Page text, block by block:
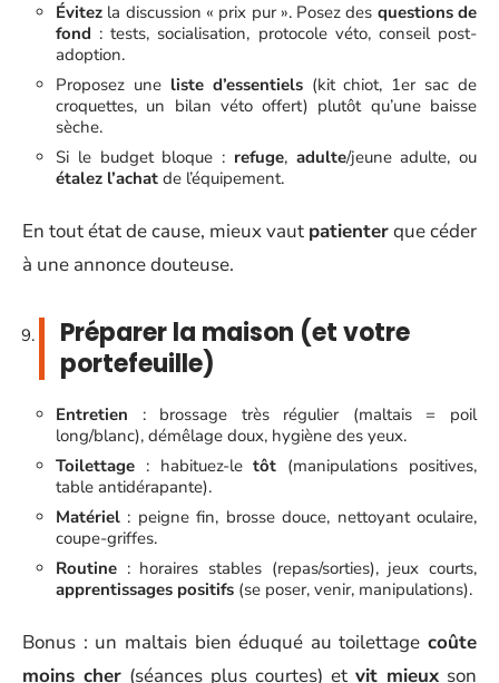
Évitez la discussion « prix pur ». Posez des questions de
fond : tests, socialisation, protocole véto, conseil post-
adoption.
Proposez une liste d’essentiels(kit chiot, 1er sac de
croquettes, un bilan véto offert) plutôt qu’une baisse
sèche.
Si le budget bloque : refuge, adulte/jeune adulte, ou
étalez l’achat de l’équipement.
En tout état de cause, mieux vaut patienterque céder
à une annonce douteuse.
Préparer la maison (et votre
portefeuille)
Entretien : brossage très régulier (maltais = poil
long/blanc), démêlage doux, hygiène des yeux.
Toilettage : habituez-letôt (manipulations positives,
table antidérapante).
Matériel : peigne fin, brosse douce, nettoyant oculaire,
coupe-griffes.
Routine : horaires stables (repas/sorties), jeux courts,
apprentissages positifs (se poser, venir, manipulations).
Bonus : un maltais bien éduqué au toilettage coûte
moins cher (séances plus courtes) et vit mieux son